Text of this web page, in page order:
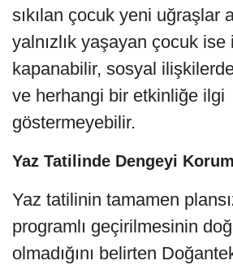
sıkılan çocuk yeni uğraşlar
yalnızlık yaşayan çocuk ise
kapanabilir, sosyal
ve herhangi bir etkinliğe ilgi
göstermeyebilir.
Yaz Tatilinde Dengeyi
Yaz tatilinin tamamen
programlı geçirilmesinin
olmadığını belirten